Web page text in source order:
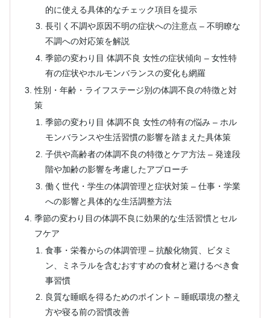
的に使える具体的なチェック項目を提示
長引く不調や原因不明の症状への注意点 – 不明瞭な
不調への対応策を解説
季節の変わり目 体調不良 女性の症状傾向 – 女性特
有の症状やホルモンバランスの変化も網羅
性別・年齢・ライフステージ別の体調不良の特徴と対
策
季節の変わり目 体調不良 女性の特有の悩み – ホル
モンバランスや生活習慣の影響を踏まえた具体策
子供や高齢者の体調不良の特徴とケア方法 – 発達段
階や加齢の影響を考慮したアプローチ
働く世代・学生の体調管理と症状対策 – 仕事・学業
への影響と具体的な生活調整方法
季節の変わり目の体調不良に効果的な生活習慣とセル
フケア
食事・栄養からの体調管理 – 抗酸化物質、ビタミ
ン、ミネラルを含むおすすめの食材と避けるべき食
事習慣
良質な睡眠を得るためのポイント – 睡眠環境の整え
方や寝る前の習慣改善